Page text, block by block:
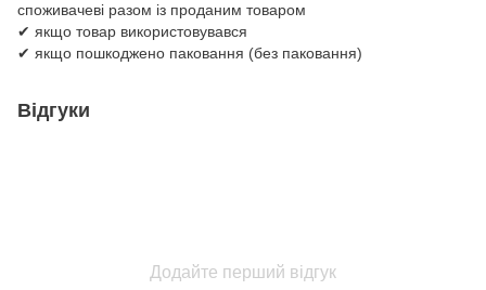
споживачеві разом із проданим товаром
✔ якщо товар використовувався
✔ якщо пошкоджено паковання (без паковання)
Відгуки
Додайте перший відгук